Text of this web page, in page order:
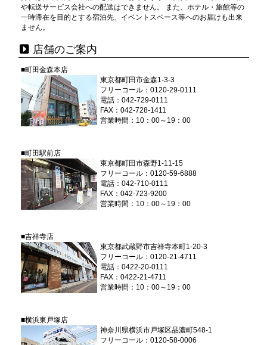
や転送サービス会社への配送はできません。 また、ホテル・旅館等の
一時滞在を目的とする宿泊先、イベントスペース等へのお届けも出来
ません。
店舗のご案内
■町田金森本店
東京都町田市金森1-3-3
フリーコール：0120-29-0111
電話：042-729-0111
FAX：042-728-1411
営業時間：10：00～19：00
■町田駅前店
東京都町田市森野1-11-15
フリーコール：0120-59-6888
電話：042-710-0111
FAX：042-723-9200
営業時間：10：00～19：00
■吉祥寺店
東京都武蔵野市吉祥寺本町1-20-3
フリーコール：0120-21-4711
電話：0422-20-0111
FAX：0422-21-4711
営業時間：10：00～19：00
■横浜東戸塚店
神奈川県横浜市戸塚区品濃町548-1
フリーコール：0120-58-0006